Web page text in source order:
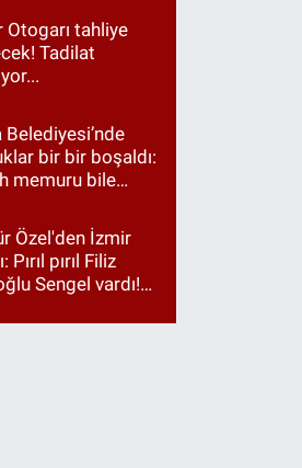
Otogarı tahliye
Tadilat
Belediyesi’nde
bir bir boşaldı:
memuru bile
Özel'den İzmir
Pırıl pırıl Filiz
Sengel vardı!
birinci çıktı